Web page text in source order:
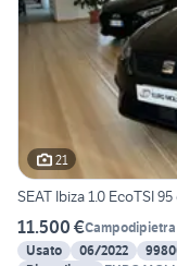
21
SEAT Ibiza 1.0 EcoTSI
11.500 €Campodipietra
Usato
06/2022